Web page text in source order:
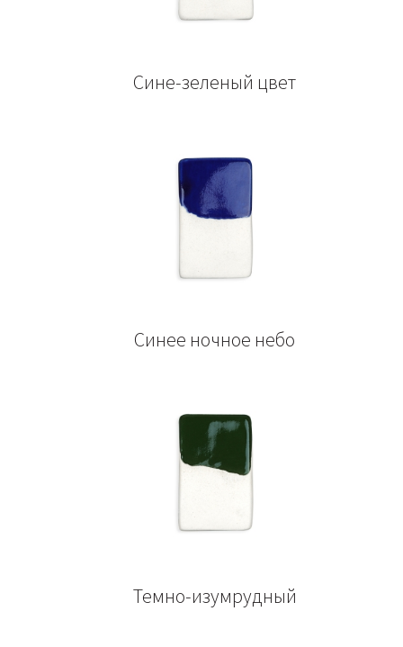
Сине-зеленый цвет
Синее ночное небо
Темно-изумрудный